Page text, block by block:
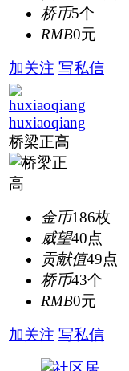
桥币5个
RMB0元
加关注 写私信
huxiaoqiang
桥梁正高
金币186枚
威望40点
贡献值49点
桥币43个
RMB0元
加关注 写私信